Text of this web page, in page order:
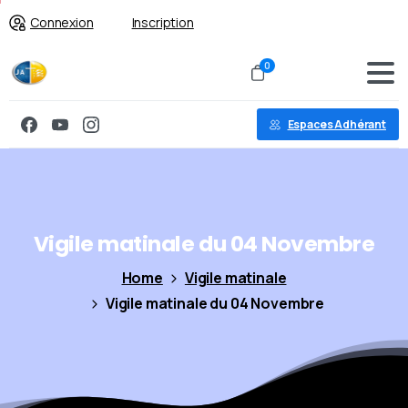
Connexion Inscription
0
Espaces Adhérant
Vigilematinaledu04Novembre
Home
Vigile matinale
Vigile matinale du 04 Novembre